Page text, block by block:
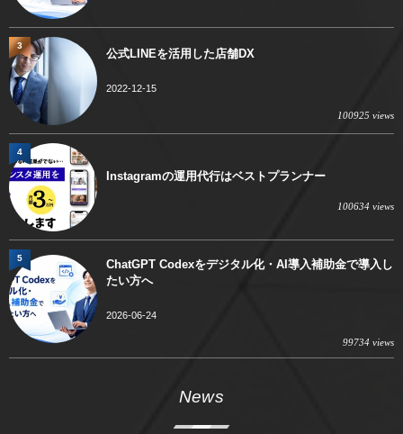
公式LINEを活用した店舗DX
2022-12-15
100925 views
3
Instagramの運用代行はベストプランナー
100634 views
4
ChatGPT Codexをデジタル化・AI導入補助金で導入し
たい方へ
2026-06-24
99734 views
5
News